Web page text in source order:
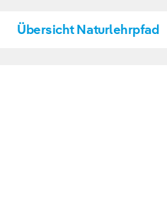
Übersicht Naturlehrpfad